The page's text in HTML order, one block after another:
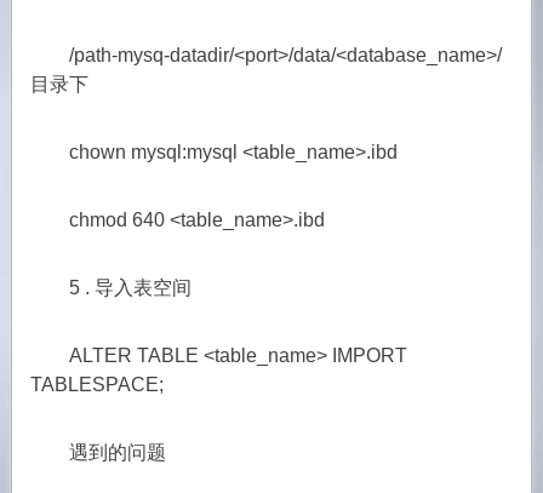
/path-mysq-datadir/<port>/data/<database_name>/
目录下
chown mysql:mysql <table_name>.ibd
chmod 640 <table_name>.ibd
5 . 导入表空间
ALTER TABLE <table_name> IMPORT
TABLESPACE;
遇到的问题